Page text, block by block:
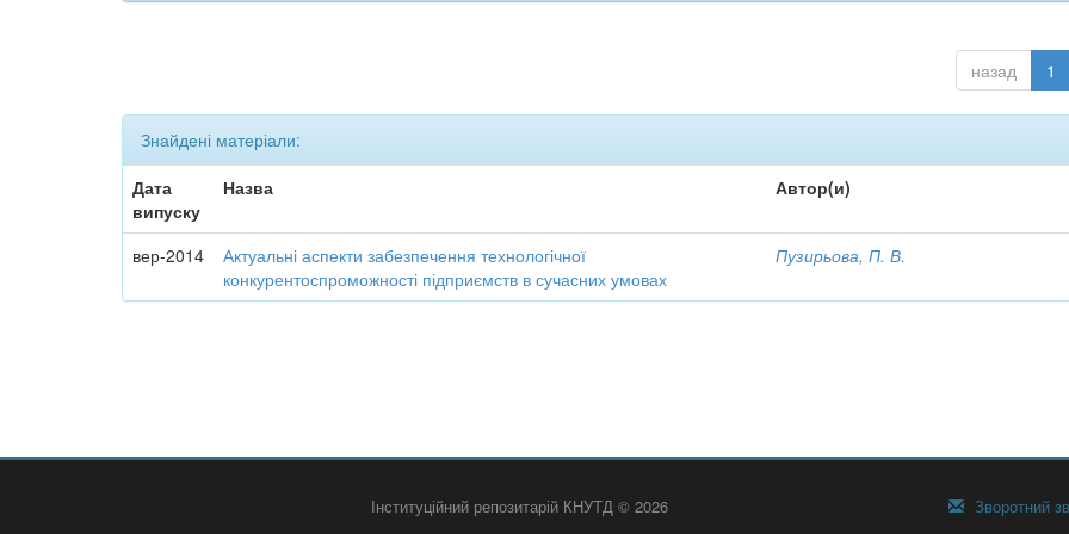
назад 1
Знайдені матеріали:
Дата
випуску
Назва Автор(и)
вер-2014
Актуальні аспекти забезпечення технологічної
конкурентоспроможності підприємств в сучасних умовах
Пузирьова, П. В.
Інституційний репозитарій КНУТД © 2026 Зворотний